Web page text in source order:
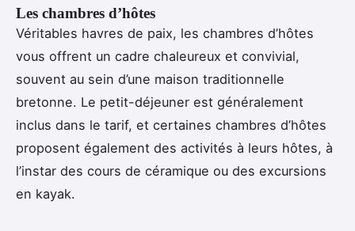
Les chambres d’hôtes
Véritables havres de paix, les chambres d’hôtes
vous offrent un cadre chaleureux et convivial,
souvent au sein d’une maison traditionnelle
bretonne. Le petit-déjeuner est généralement
inclus dans le tarif, et certaines chambres d’hôtes
proposent également des activités à leurs hôtes, à
l’instar des cours de céramique ou des excursions
en kayak.